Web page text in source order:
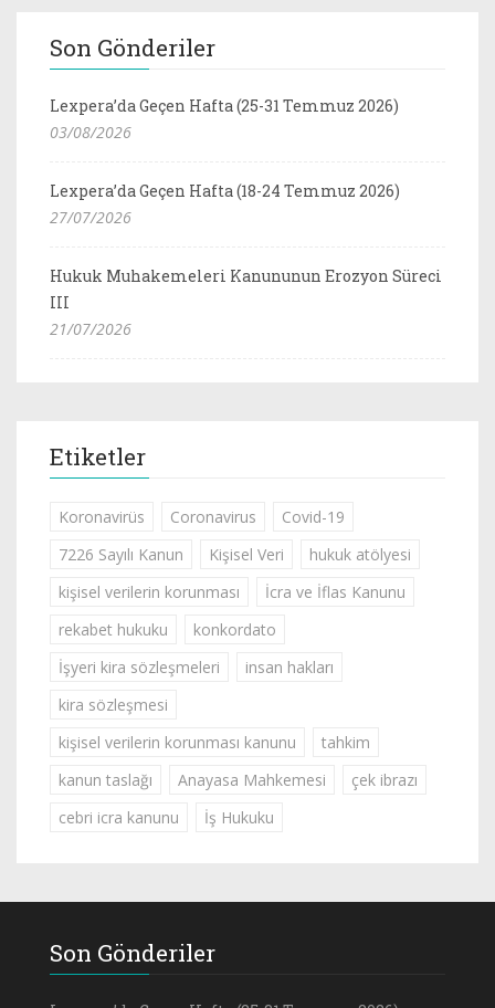
Son Gönderiler
Lexpera’da Geçen Hafta (25-31 Temmuz 2026)
03/08/2026
Lexpera’da Geçen Hafta (18-24 Temmuz 2026)
27/07/2026
Hukuk Muhakemeleri Kanununun Erozyon Süreci
III
21/07/2026
Etiketler
Koronavirüs Coronavirus
Covid-19
7226 Sayılı Kanun
Kişisel Veri
hukuk atölyesi
kişisel verilerin korunması
İcra ve İflas Kanunu
rekabet hukuku
konkordato
İşyeri kira sözleşmeleri
insan hakları
kira sözleşmesi
kişisel verilerin korunması kanunu
tahkim
kanun taslağı
Anayasa Mahkemesi
çek ibrazı
cebri icra kanunu
İş Hukuku
Son Gönderiler